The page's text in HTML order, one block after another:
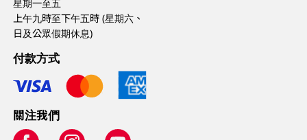
星期一至五
上午九時至下午五時 (星期六、
日及公眾假期休息)
付款方式
關注我們